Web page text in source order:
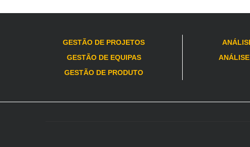
GESTÃO DE PROJETOS
GESTÃO DE EQUIPAS
GESTÃO DE PRODUTO